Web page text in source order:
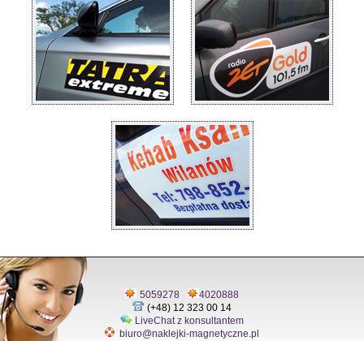
5059278
4020888
(+48) 12 323 00 14
LiveChat z konsultantem
biuro@naklejki-magnetyczne.pl